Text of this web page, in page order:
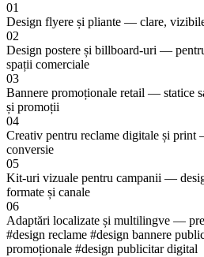
01
Design flyere și pliante — clare,
02
Design postere și billboard-uri —
spații comerciale
03
Bannere promoționale retail — statice
și promoții
04
Creativ pentru reclame digitale și print
conversie
05
Kit-uri vizuale pentru campanii —
formate și canale
06
Adaptări localizate și multilingve —
#design reclame #design bannere
promoționale #design publicitar digital